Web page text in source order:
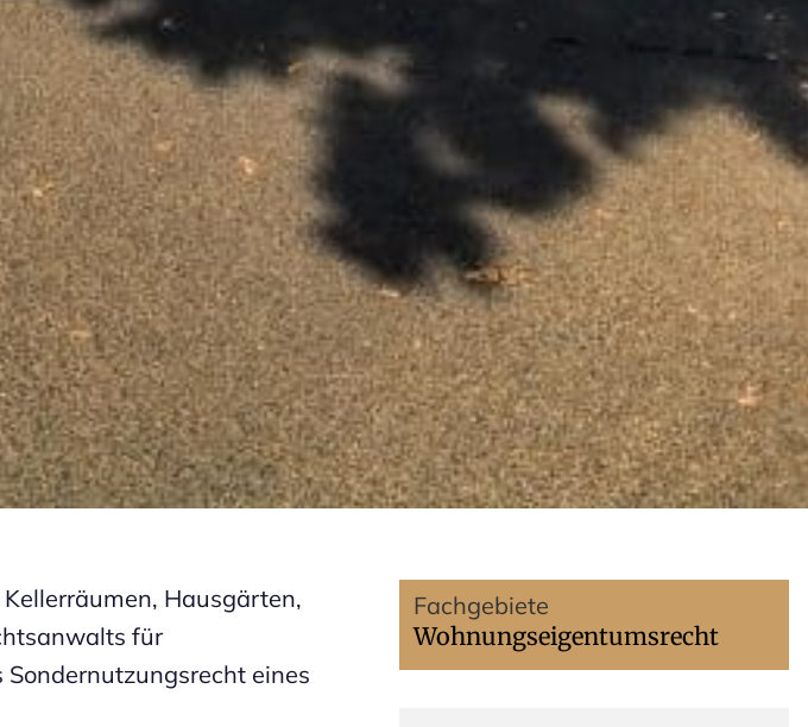
Hausgärten,
für
eines
Fachgebiete
Wohnungseigentumsrecht